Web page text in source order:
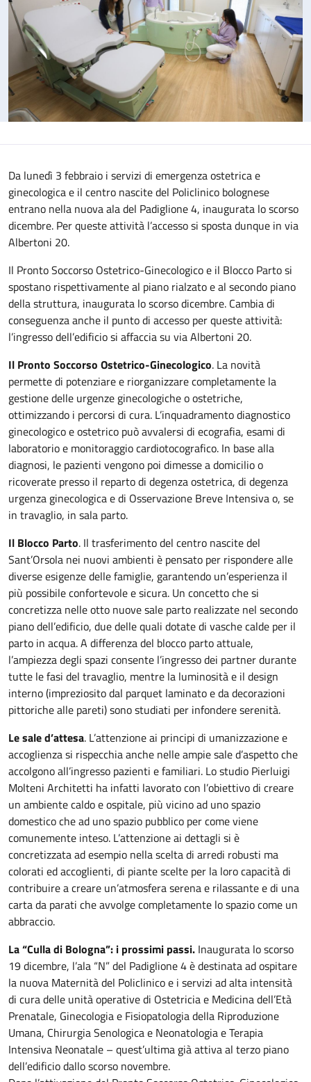
Da lunedì 3 febbraio i servizi di emergenza ostetrica e
ginecologica e il centro nascite del Policlinico bolognese
entrano nella nuova ala del Padiglione 4, inaugurata lo scorso
dicembre. Per queste attività l’accesso si sposta dunque in via
Albertoni 20.
Il Pronto Soccorso Ostetrico-Ginecologico e il Blocco Parto si
spostano rispettivamente al piano rialzato e al secondo piano
della struttura, inaugurata lo scorso dicembre. Cambia di
conseguenza anche il punto di accesso per queste attività:
l’ingresso dell’edificio si affaccia su via Albertoni 20.
Il Pronto Soccorso Ostetrico-Ginecologico. La novità
permette di potenziare e riorganizzare completamente la
gestione delle urgenze ginecologiche o ostetriche,
ottimizzando i percorsi di cura. L’inquadramento diagnostico
ginecologico e ostetrico può avvalersi di ecografia, esami di
laboratorio e monitoraggio cardiotocografico. In base alla
diagnosi, le pazienti vengono poi dimesse a domicilio o
ricoverate presso il reparto di degenza ostetrica, di degenza
urgenza ginecologica e di Osservazione Breve Intensiva o, se
in travaglio, in sala parto.
Il Blocco Parto. Il trasferimento del centro nascite del
Sant’Orsola nei nuovi ambienti è pensato per rispondere alle
diverse esigenze delle famiglie, garantendo un’esperienza il
più possibile confortevole e sicura. Un concetto che si
concretizza nelle otto nuove sale parto realizzate nel secondo
piano dell’edificio, due delle quali dotate di vasche calde per il
parto in acqua. A differenza del blocco parto attuale,
l’ampiezza degli spazi consente l’ingresso dei partner durante
tutte le fasi del travaglio, mentre la luminosità e il design
interno (impreziosito dal parquet laminato e da decorazioni
pittoriche alle pareti) sono studiati per infondere serenità.
Le sale d’attesa. L’attenzione ai principi di umanizzazione e
accoglienza si rispecchia anche nelle ampie sale d’aspetto che
accolgono all’ingresso pazienti e familiari. Lo studio Pierluigi
Molteni Architetti ha infatti lavorato con l’obiettivo di creare
un ambiente caldo e ospitale, più vicino ad uno spazio
domestico che ad uno spazio pubblico per come viene
comunemente inteso. L’attenzione ai dettagli si è
concretizzata ad esempio nella scelta di arredi robusti ma
colorati ed accoglienti, di piante scelte per la loro capacità di
contribuire a creare un’atmosfera serena e rilassante e di una
carta da parati che avvolge completamente lo spazio come un
abbraccio.
La “Culla di Bologna”: i prossimi passi. Inaugurata lo scorso
19 dicembre, l’ala “N” del Padiglione 4 è destinata ad ospitare
la nuova Maternità del Policlinico e i servizi ad alta intensità
di cura delle unità operative di Ostetricia e Medicina dell’Età
Prenatale, Ginecologia e Fisiopatologia della Riproduzione
Umana, Chirurgia Senologica e Neonatologia e Terapia
Intensiva Neonatale – quest’ultima già attiva al terzo piano
dell’edificio dallo scorso novembre.